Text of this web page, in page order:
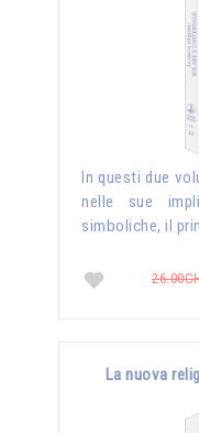
In questi due
nelle sue
simboliche, il
La nuova